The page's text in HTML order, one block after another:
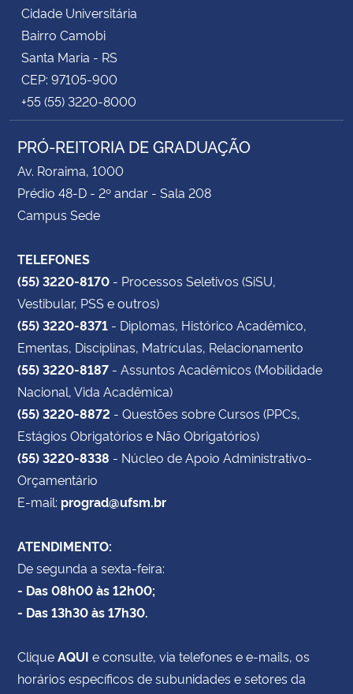
Cidade Universitária
Bairro Camobi
Santa Maria - RS
CEP: 97105-900
+55 (55) 3220-8000
PRÓ-REITORIA DE GRADUAÇÃO
Av. Roraima, 1000
Prédio 48-D - 2º andar - Sala 208
Campus Sede
TELEFONES
(55) 3220-8170 - Processos Seletivos (SiSU,
Vestibular, PSS e outros)
(55) 3220-8371 - Diplomas, Histórico Acadêmico,
Ementas, Disciplinas, Matrículas, Relacionamento
(55) 3220-8187 - Assuntos Acadêmicos (Mobilidade
Nacional, Vida Acadêmica)
(55) 3220-8872 - Questões sobre Cursos (PPCs,
Estágios Obrigatórios e Não Obrigatórios)
(55) 3220-8338 - Núcleo de Apoio Administrativo-
Orçamentário
E-mail: prograd@ufsm.br
ATENDIMENTO:
De segunda a sexta-feira:
- Das 08h00 às 12h00;
- Das 13h30 às 17h30.
CliqueAQUI e consulte, via telefones e e-mails, os
horários específicos de subunidades e setores da